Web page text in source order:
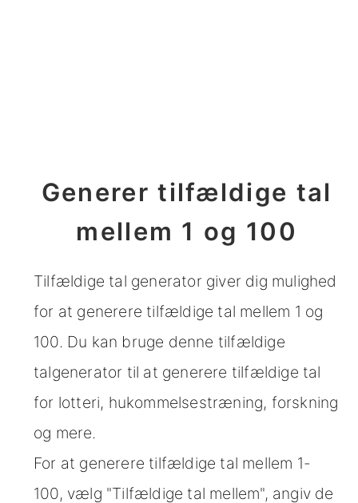
Generer tilfældige tal
mellem 1 og 100
Tilfældige tal generator giver dig mulighed
for at generere tilfældige tal mellem 1 og
100. Du kan bruge denne tilfældige
talgenerator til at generere tilfældige tal
for lotteri, hukommelsestræning, forskning
og mere.
For at generere tilfældige tal mellem 1-
100, vælg "Tilfældige tal mellem", angiv de